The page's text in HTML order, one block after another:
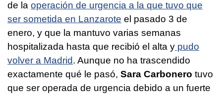
de la operación de urgencia a la que tuvo que
ser sometida en Lanzarote el pasado 3 de
enero, y que la mantuvo varias semanas
hospitalizada hasta que recibió el alta y pudo
volver a Madrid. Aunque no ha trascendido
exactamente qué le pasó, Sara Carbonero tuvo
que ser operada de urgencia debido a un fuerte